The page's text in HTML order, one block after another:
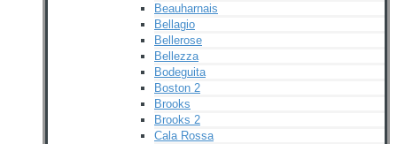
Beauharnais
Bellagio
Bellerose
Bellezza
Bodeguita
Boston 2
Brooks
Brooks 2
Cala Rossa